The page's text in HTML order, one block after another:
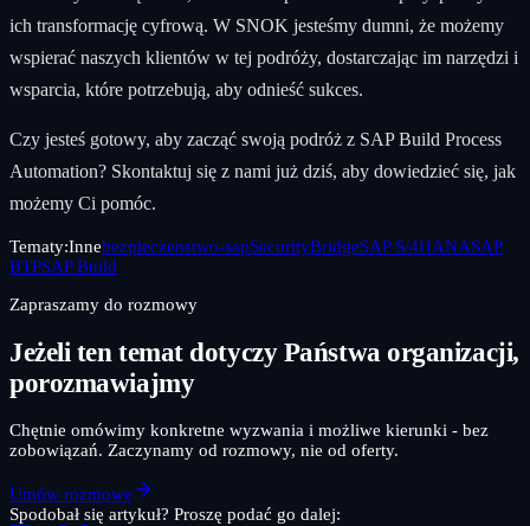
ich transformację cyfrową. W SNOK jesteśmy dumni, że możemy
wspierać naszych klientów w tej podróży, dostarczając im narzędzi i
wsparcia, które potrzebują, aby odnieść sukces.
Czy jesteś gotowy, aby zacząć swoją podróż z SAP Build Process
Automation? Skontaktuj się z nami już dziś, aby dowiedzieć się, jak
możemy Ci pomóc.
Tematy:Innebezpieczenstwo-sapSecurityBridgeSAP S/4HANASAP
BTPSAP Build
Zapraszamy do rozmowy
Jeżeli ten temat dotyczy Państwa organizacji,
porozmawiajmy
Chętnie omówimy konkretne wyzwania i możliwe kierunki - bez
zobowiązań. Zaczynamy od rozmowy, nie od oferty.
Umów rozmowę
Spodobał się artykuł? Proszę podać go dalej: